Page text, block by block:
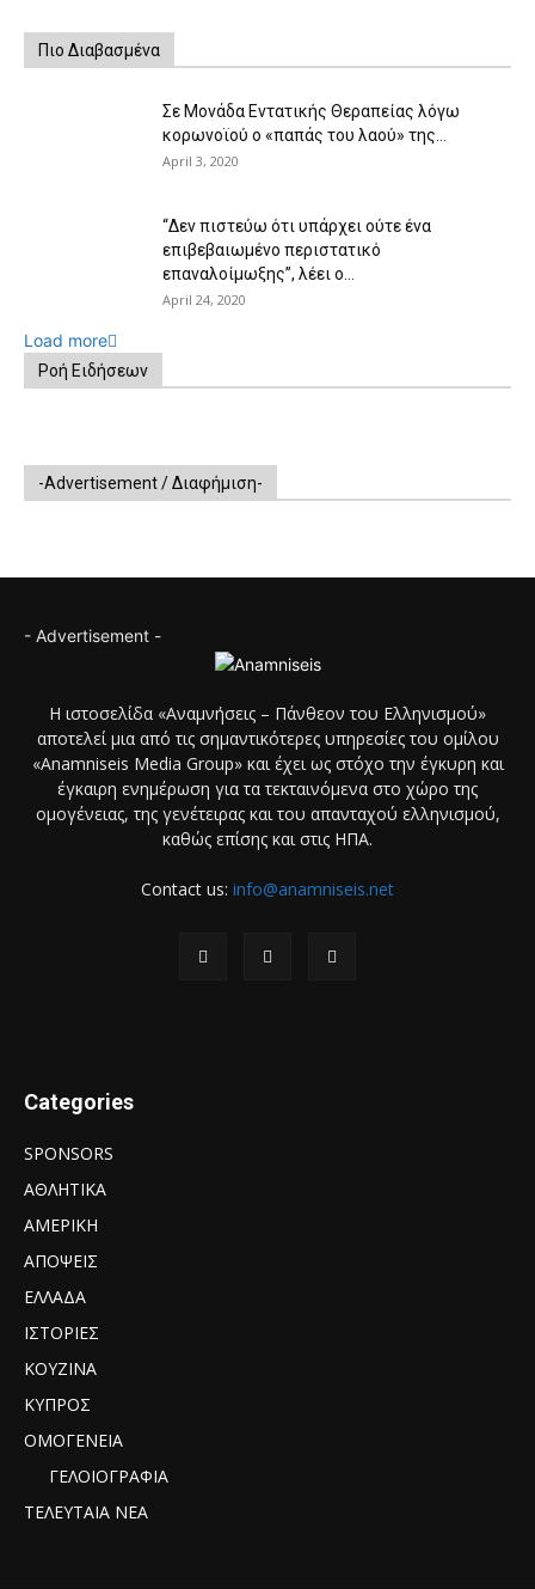
Πιο Διαβασμένα
Σε Μονάδα Εντατικής Θεραπείας λόγω
κορωνοϊού ο «παπάς του λαού» της...
April 3, 2020
“Δεν πιστεύω ότι υπάρχει ούτε ένα
επιβεβαιωμένο περιστατικό
επαναλοίμωξης”, λέει ο...
April 24, 2020
Load more
Ροή Ειδήσεων
-Advertisement / Διαφήμιση-
- Advertisement -
Η ιστοσελίδα «Αναμνήσεις – Πάνθεον του Ελληνισμού»
αποτελεί μια από τις σημαντικότερες υπηρεσίες του ομίλου
«Anamniseis Media Group» και έχει ως στόχο την έγκυρη και
έγκαιρη ενημέρωση για τα τεκταινόμενα στο χώρο της
ομογένειας, της γενέτειρας και του απανταχού ελληνισμού,
καθώς επίσης και στις ΗΠΑ.
Contact us: info@anamniseis.net
Categories
SPONSORS
ΑΘΛΗΤΙΚΑ
ΑΜΕΡΙΚΗ
ΑΠΟΨΕΙΣ
ΕΛΛΑΔΑ
ΙΣΤΟΡΙΕΣ
ΚΟΥΖΙΝΑ
ΚΥΠΡΟΣ
ΟΜΟΓΕΝΕΙΑ
ΓΕΛΟΙΟΓΡΑΦΙΑ
ΤΕΛΕΥΤΑΙΑ ΝΕΑ